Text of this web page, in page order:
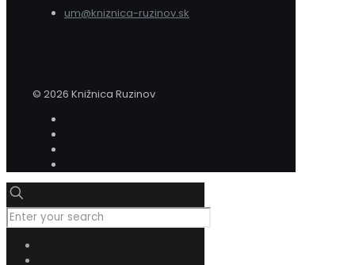
um@kniznica-ruzinov.sk
© 2026 Knižnica Ruzinov